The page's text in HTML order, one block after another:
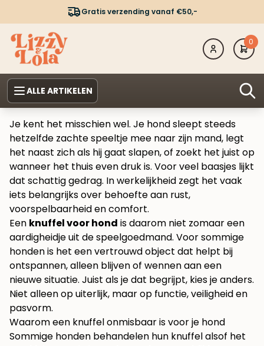
Gratis verzending vanaf €50,-
0
ALLE ARTIKELEN
Je kent het misschien wel. Je hond sleept steeds
hetzelfde zachte speeltje mee naar zijn mand, legt
het naast zich als hij gaat slapen, of zoekt het juist op
wanneer het thuis even druk is. Voor veel baasjes lijkt
dat schattig gedrag. In werkelijkheid zegt het vaak
iets belangrijks over behoefte aan rust,
voorspelbaarheid en comfort.
Een knuffel voor hond is daarom niet zomaar een
aardigheidje uit de speelgoedmand. Voor sommige
honden is het een vertrouwd object dat helpt bij
ontspannen, alleen blijven of wennen aan een
nieuwe situatie. Juist als je dat begrijpt, kies je anders.
Niet alleen op uiterlijk, maar op functie, veiligheid en
pasvorm.
Waarom een knuffel onmisbaar is voor je hond
Sommige honden behandelen hun knuffel alsof het